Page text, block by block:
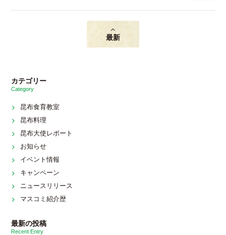
最新
カテゴリー
Category
昆布食育教室
昆布料理
昆布大使レポート
お知らせ
イベント情報
キャンペーン
ニュースリリース
マスコミ紹介歴
最新の投稿
Recent Entry